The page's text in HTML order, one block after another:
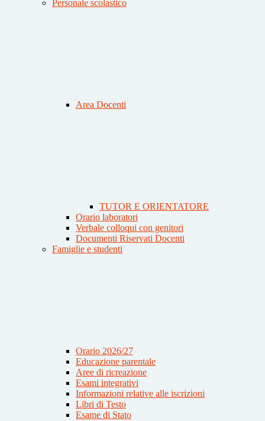
Personale scolastico
Area Docenti
TUTOR E ORIENTATORE
Orario laboratori
Verbale colloqui con genitori
Documenti Riservati Docenti
Famiglie e studenti
Orario 2026/27
Educazione parentale
Aree di ricreazione
Esami integrativi
Informazioni relative alle iscrizioni
Libri di Testo
Esame di Stato